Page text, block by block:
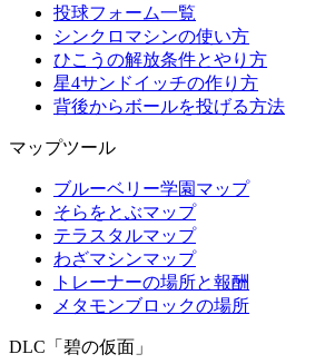
投球フォーム一覧
シンクロマシンの使い方
ひこうの解放条件とやり方
星4サンドイッチの作り方
背後からボールを投げる方法
マップツール
ブルーベリー学園マップ
そらをとぶマップ
テラスタルマップ
わざマシンマップ
トレーナーの場所と報酬
メタモンブロックの場所
DLC「碧の仮面」